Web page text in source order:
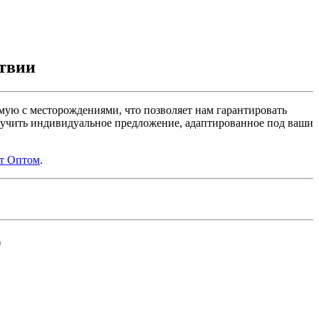
с месторождениями, что позволяет нам гарантировать
индивидуальное предложение, адаптированное под ваши
Оптом.